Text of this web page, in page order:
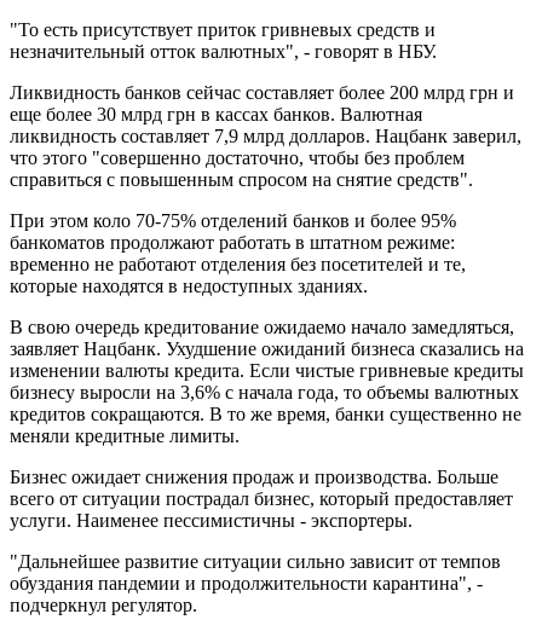
"То есть присутствует приток гривневых средств и
незначительный отток валютных", - говорят в НБУ.
Ликвидность банков сейчас составляет более 200 млрд грн и
еще более 30 млрд грн в кассах банков. Валютная
ликвидность составляет 7,9 млрд долларов. Нацбанк заверил,
что этого "совершенно достаточно, чтобы без проблем
справиться с повышенным спросом на снятие средств".
При этом коло 70-75% отделений банков и более 95%
банкоматов продолжают работать в штатном режиме:
временно не работают отделения без посетителей и те,
которые находятся в недоступных зданиях.
В свою очередь кредитование ожидаемо начало замедляться,
заявляет Нацбанк. Ухудшение ожиданий бизнеса сказались на
изменении валюты кредита. Если чистые гривневые кредиты
бизнесу выросли на 3,6% с начала года, то объемы валютных
кредитов сокращаются. В то же время, банки существенно не
меняли кредитные лимиты.
Бизнес ожидает снижения продаж и производства. Больше
всего от ситуации пострадал бизнес, который предоставляет
услуги. Наименее пессимистичны - экспортеры.
"Дальнейшее развитие ситуации сильно зависит от темпов
обуздания пандемии и продолжительности карантина", -
подчеркнул регулятор.